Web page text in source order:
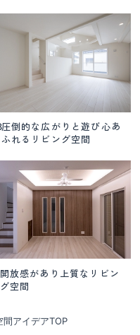
圧倒的な広がりと遊び心あ
ふれるリビング空間
開放感があり 上質なリビン
グ空間
アイデアTOP